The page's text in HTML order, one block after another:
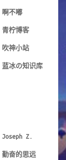
啊不嘟
青柠博客
吹神小站
蓝冰の知识库
Joseph Z.
勤奋的思远